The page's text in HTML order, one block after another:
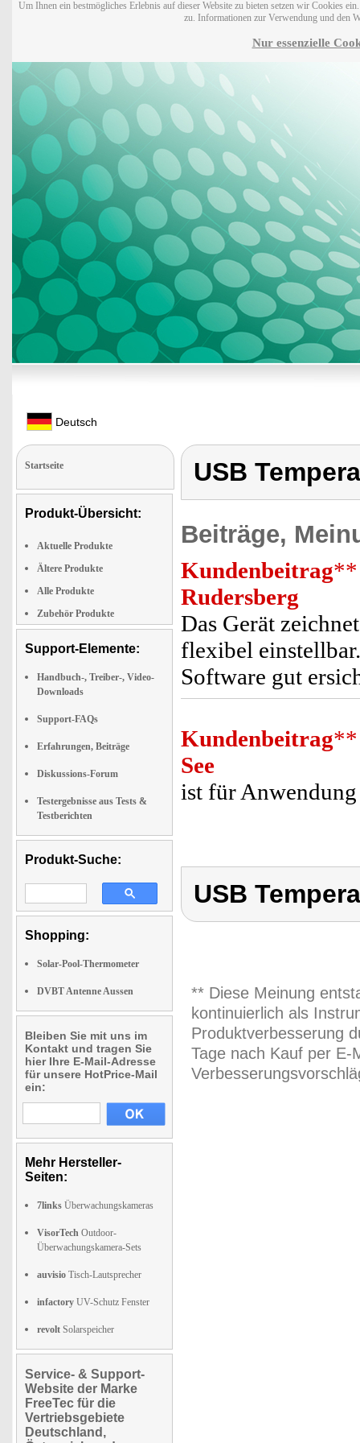
Um Ihnen ein bestmögliches Erlebnis auf dieser Website zu bieten setzen wir Cookies
zu. Informationen zur Verwendung und den
Nur essenzielle
Deutsch
Startseite
Produkt-Übersicht:
Aktuelle Produkte
Ältere Produkte
Alle Produkte
Zubehör Produkte
Support-Elemente:
Handbuch-, Treiber-, Video-
Downloads
Support-FAQs
Erfahrungen, Beiträge
Diskussions-Forum
Testergebnisse aus Tests &
Testberichten
Produkt-Suche:
Shopping:
Solar-Pool-Thermometer
DVBT Antenne Aussen
Bleiben Sie mit uns im
Kontakt und tragen Sie
hier Ihre E-Mail-Adresse
für unsere HotPrice-Mail
ein:
Mehr Hersteller-
Seiten:
7links Überwachungskameras
VisorTech Outdoor-
Überwachungskamera-Sets
auvisio Tisch-Lautsprecher
infactory UV-Schutz Fenster
revolt Solarspeicher
Service- & Support-
Website der Marke
FreeTec für die
Vertriebsgebiete
Deutschland,
USB
Beiträge,
Kundenbeitrag**
Rudersberg
Das Gerät
flexibel
Software gut
Kundenbeitrag**
See
ist für
USB
** Diese Meinung
kontinuierlich als
Produktverbesserung
Tage nach Kauf per E-